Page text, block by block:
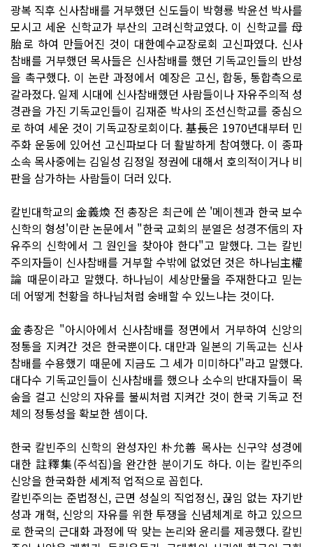
광복 직후 신사참배를 거부했던 신도들이 박형룡 박윤선 박사를
모시고 세운 신학교가 부산의 고려신학교였다. 이 신학교를 母
胎로 하여 만들어진 것이 대한예수교장로회 고신파였다. 신사
참배를 거부했던 목사들은 신사참배를 했던 기독교인들의 반성
을 촉구했다. 이 논란 과정에서 예장은 고신, 합동, 통합측으로
갈라졌다. 일제 시대에 신사참배했던 사람들이나 자유주의적 성
경관을 가진 기독교인들이 김재준 박사의 조선신학교를 중심으
로 하여 세운 것이 기독교장로회이다. 基長은 1970년대부터 민
주화 운동에 있어선 고신파보다 더 활발하게 참여했다. 이 종파
소속 목사중에는 김일성 김정일 정권에 대해서 호의적이거나 비
판을 삼가하는 사람들이 더러 있다.
칼빈대학교의 金義煥 전 총장은 최근에 쓴 '메이첸과 한국 보수
신학의 형성'이란 논문에서 "한국 교회의 분열은 성경不信의 자
유주의 신학에서 그 원인을 찾아야 한다"고 말했다. 그는 칼빈
주의자들이 신사참배를 거부할 수밖에 없었던 것은 하나님主權
論 때문이라고 말했다. 하나님이 세상만물을 주재한다고 믿는
데 어떻게 천황을 하나님처럼 숭배할 수 있느냐는 것이다.
金총장은 "아시아에서 신사참배를 정면에서 거부하여 신앙의
정통을 지켜간 것은 한국뿐이다. 대만과 일본의 기독교는 신사
참배를 수용했기 때문에 지금도 그 세가 미미하다"라고 말했다.
대다수 기독교인들이 신사참배를 했으나 소수의 반대자들이 목
숨을 걸고 신앙의 자유를 불씨처럼 지켜간 것이 한국 기독교 전
체의 정통성을 확보한 셈이다.
한국 칼빈주의 신학의 완성자인 朴允善 목사는 신구약 성경에
대한 註釋集(주석집)을 완간한 분이기도 하다. 이는 칼빈주의
신앙을 한국화한 세계적 업적으로 꼽힌다.
칼빈주의는 준법정신, 근면 성실의 직업정신, 끊임 없는 자기반
성과 개혁, 신앙의 자유를 위한 투쟁을 신념체계로 하고 있으므
로 한국의 근대화 과정에 딱 맞는 논리와 윤리를 제공했다. 칼빈